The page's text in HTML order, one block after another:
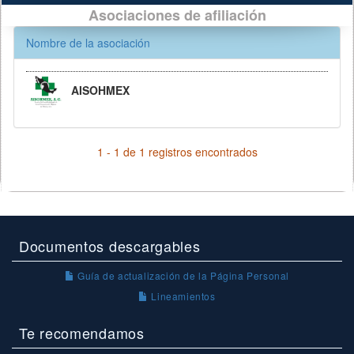
Asociaciones de afiliación
Nombre de la asociación
AISOHMEX
1 - 1 de 1 registros encontrados
Documentos descargables
Guía de actualización de la Página Personal
Lineamientos
Te recomendamos